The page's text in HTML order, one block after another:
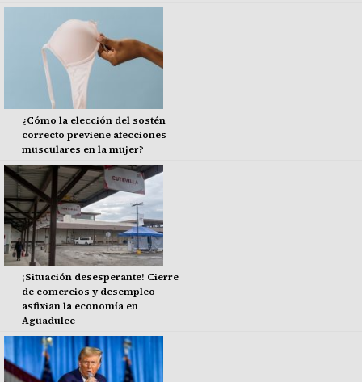
¿Cómo la elección del sostén
correcto previene afecciones
musculares en la mujer?
¡Situación desesperante! Cierre
de comercios y desempleo
asfixian la economía en
Aguadulce